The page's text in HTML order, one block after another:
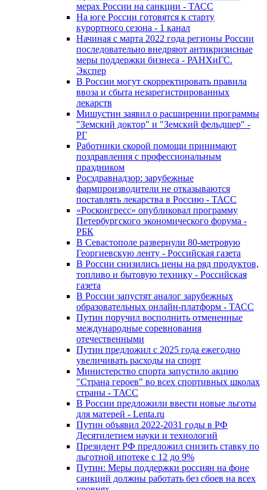
мерах России на санкции - ТАСС
На юге России готовятся к старту
курортного сезона - 1 канал
Начиная с марта 2022 года регионы России
последовательно внедряют антикризисные
меры поддержки бизнеса - РАНХиГС.
Экспер
В России могут скорректировать правила
ввоза и сбыта незарегистрированных
лекарств
Мишустин заявил о расширении программы
"Земский доктор" и "Земский фельдшер" -
РГ
Работники скорой помощи принимают
поздравления с профессиональным
праздником
Росздравнадзор: зарубежные
фармпроизводители не отказываются
поставлять лекарства в Россию - ТАСС
«Росконгресс» опубликовал программу
Петербургского экономического форума -
РБК
В Севастополе развернули 80-метровую
Георгиевскую ленту - Российская газета
В России снизились цены на ряд продуктов,
топливо и бытовую технику - Российская
газета
В России запустят аналог зарубежных
образовательных онлайн-платформ - ТАСС
Путин поручил восполнить отмененные
международные соревнования
отечественными
Путин предложил с 2025 года ежегодно
увеличивать расходы на спорт
Министерство спорта запустило акцию
"Страна героев" во всех спортивных школах
страны - ТАСС
В России предложили ввести новые льготы
для матерей - Lenta.ru
Путин объявил 2022-2031 годы в РФ
Десятилетием науки и технологий
Президент РФ предложил снизить ставку по
льготной ипотеке с 12 до 9%
Путин: Меры поддержки россиян на фоне
санкций должны работать без сбоев на всех